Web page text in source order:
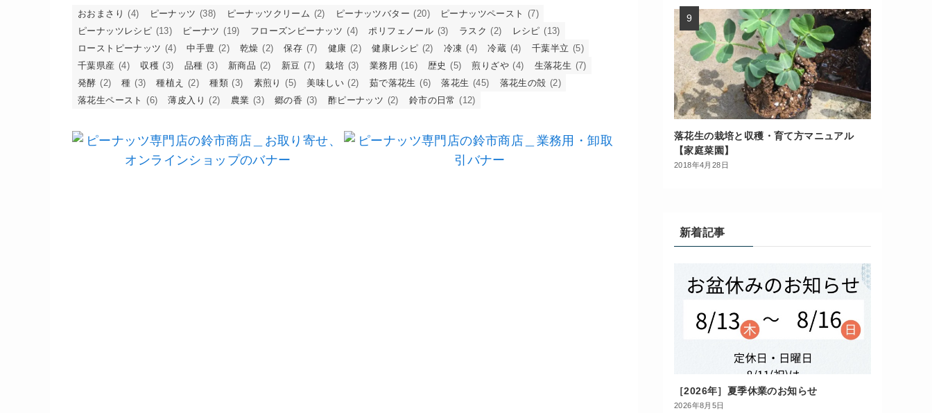
おおまさり (4) ピーナッツ (38) ピーナッツクリーム (2) ピーナッツバター (20) ピーナッツペースト (7)
ピーナッツレシピ (13) ピーナツ (19) フローズンピーナッツ (4) ポリフェノール (3) ラスク (2) レシピ (13)
ローストピーナッツ (4) 中手豊 (2) 乾燥 (2) 保存 (7) 健康 (2) 健康レシピ (2) 冷凍 (4) 冷蔵 (4) 千葉半立 (5)
千葉県産 (4) 収穫 (3) 品種 (3) 新商品 (2) 新豆 (7) 栽培 (3) 業務用 (16) 歴史 (5) 煎りざや (4) 生落花生 (7)
発酵 (2) 種 (3) 種植え (2) 種類 (3) 素煎り (5) 美味しい (2) 茹で落花生 (6) 落花生 (45) 落花生の殻 (2)
落花生ペースト (6) 薄皮入り (2) 農業 (3) 郷の香 (3) 酢ピーナッツ (2) 鈴市の日常 (12)
落花生の栽培と収穫・育て方マニュアル
【家庭菜園】
2018年4月28日
新着記事
［2026年］夏季休業のお知らせ
2026年8月5日